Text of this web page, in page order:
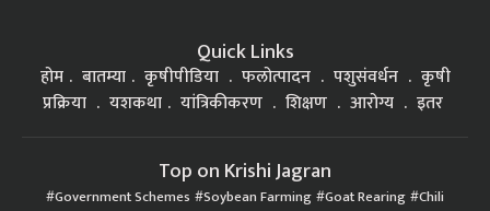
Quick Links
होम बातम्या कृषीपीडिया फलोत्पादन पशुसंवर्धन
कृषी
प्रक्रिया
यशकथा यांत्रिकीकरण शिक्षण आरोग्य इतर
Top on Krishi Jagran
Government Schemes Soybean Farming Goat Rearing Chili